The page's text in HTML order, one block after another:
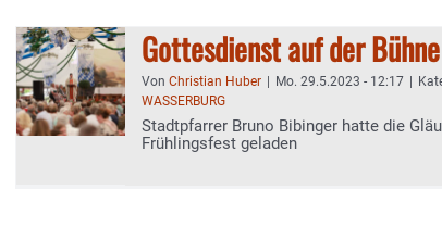
Gottesdienst auf der
Von Christian Huber Mo. 29.5.2023 - 12:17
WASSERBURG
Stadtpfarrer Bruno Bibinger hatte die
Frühlingsfest geladen